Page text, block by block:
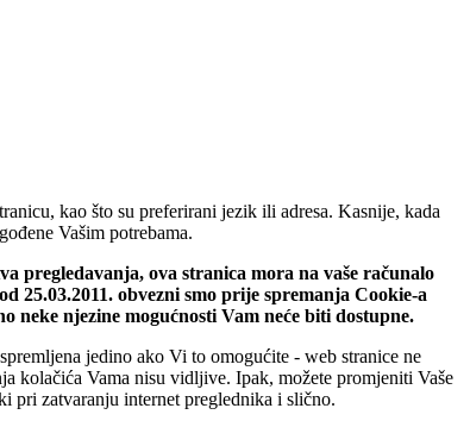
kao što su preferirani jezik ili adresa. Kasnije, kada
Vašim potrebama.
pregledavanja, ova stranica mora na vaše računalo
obvezni smo prije spremanja Cookie-a
njezine mogućnosti Vam neće biti dostupne.
jedino ako Vi to omogućite - web stranice ne
kolačića Vama nisu vidljive. Ipak, možete promjeniti Vaše
pri zatvaranju internet preglednika i slično.